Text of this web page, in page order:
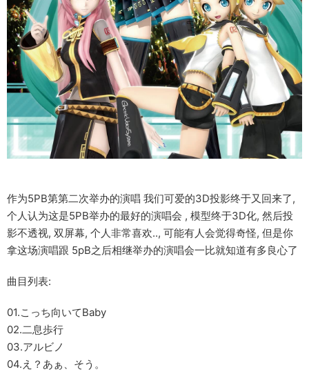
作为5PB第第二次举办的演唱 我们可爱的3D投影终于又回来了,
个人认为这是5PB举办的最好的演唱会 , 模型终于3D化, 然后投
影不透视, 双屏幕, 个人非常喜欢.., 可能有人会觉得奇怪, 但是你
拿这场演唱跟 5pB之后相继举办的演唱会一比就知道有多良心了
曲目列表:
01.こっち向いてBaby
02.二息歩行
03.アルビノ
04.え？あぁ、そう。